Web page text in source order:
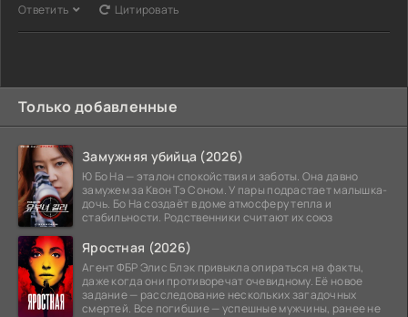
Ответить Цитировать
Только добавленные
Замужняя убийца (2026)
Ю Бо На — эталон спокойствия и заботы. Она давно
замужем за Квон Тэ Соном. У пары подрастает малышка-
дочь. Бо На создаёт в доме атмосферу тепла и
стабильности. Родственники считают их союз
Яростная (2026)
Агент ФБР Элис Блэк привыкла опираться на факты,
даже когда они противоречат очевидному. Её новое
задание — расследование нескольких загадочных
смертей. Все погибшие — успешные мужчины, ранее не